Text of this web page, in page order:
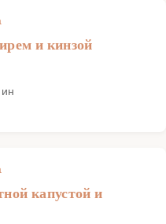
и кинзой
капустой и